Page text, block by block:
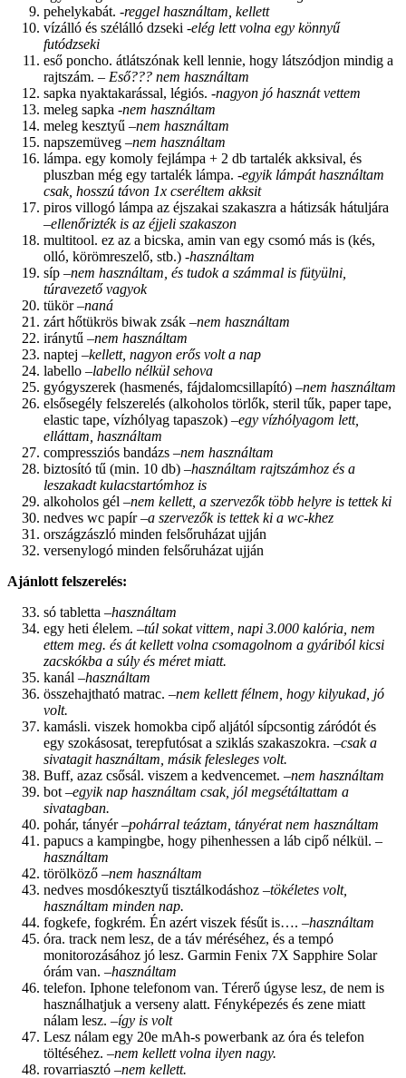
pehelykabát. -reggel használtam, kellett
vízálló és szélálló dzseki -elég lett volna egy könnyű
futódzseki
eső poncho. átlátszónak kell lennie, hogy látszódjon mindig a
rajtszám. – Eső??? nem használtam
sapka nyaktakarással, légiós. -nagyon jó hasznát vettem
meleg sapka -nem használtam
meleg kesztyű –nem használtam
napszemüveg –nem használtam
lámpa. egy komoly fejlámpa + 2 db tartalék akksival, és
pluszban még egy tartalék lámpa. -egyik lámpát használtam
csak, hosszú távon 1x cseréltem akksit
piros villogó lámpa az éjszakai szakaszra a hátizsák hátuljára
–ellenőrizték is az éjjeli szakaszon
multitool. ez az a bicska, amin van egy csomó más is (kés,
olló, körömreszelő, stb.) -használtam
síp –nem használtam, és tudok a számmal is fütyülni,
túravezető vagyok
tükör –naná
zárt hőtükrös biwak zsák –nem használtam
iránytű –nem használtam
naptej –kellett, nagyon erős volt a nap
labello –labello nélkül sehova
gyógyszerek (hasmenés, fájdalomcsillapító) –nem használtam
elsősegély felszerelés (alkoholos törlők, steril tűk, paper tape,
elastic tape, vízhólyag tapaszok) –egy vízhólyagom lett,
elláttam, használtam
compressziós bandázs –nem használtam
biztosító tű (min. 10 db) –használtam rajtszámhoz és a
leszakadt kulacstartómhoz is
alkoholos gél –nem kellett, a szervezők több helyre is tettek ki
nedves wc papír –a szervezők is tettek ki a wc-khez
országzászló minden felsőruházat ujján
versenylogó minden felsőruházat ujján
Ajánlott felszerelés:
só tabletta –használtam
egy heti élelem. –túl sokat vittem, napi 3.000 kalória, nem
ettem meg. és át kellett volna csomagolnom a gyáriból kicsi
zacskókba a súly és méret miatt.
kanál –használtam
összehajtható matrac. –nem kellett félnem, hogy kilyukad, jó
volt.
kamásli. viszek homokba cipő aljától sípcsontig záródót és
egy szokásosat, terepfutósat a sziklás szakaszokra. –csak a
sivatagit használtam, másik felesleges volt.
Buff, azaz csősál. viszem a kedvencemet. –nem használtam
bot –egyik nap használtam csak, jól megsétáltattam a
sivatagban.
pohár, tányér –pohárral teáztam, tányérat nem használtam
papucs a kampingbe, hogy pihenhessen a láb cipő nélkül. –
használtam
törölköző –nem használtam
nedves mosdókesztyű tisztálkodáshoz –tökéletes volt,
használtam minden nap.
fogkefe, fogkrém. Én azért viszek fésűt is…. –használtam
óra. track nem lesz, de a táv méréséhez, és a tempó
monitorozásához jó lesz. Garmin Fenix 7X Sapphire Solar
órám van. –használtam
telefon. Iphone telefonom van. Térerő úgyse lesz, de nem is
használhatjuk a verseny alatt. Fényképezés és zene miatt
nálam lesz. –így is volt
Lesz nálam egy 20e mAh-s powerbank az óra és telefon
töltéséhez. –nem kellett volna ilyen nagy.
rovarriasztó –nem kellett.